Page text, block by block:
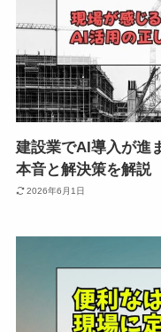
建設業でAI導入が進
本音と解決策を解説
2026年6月1日